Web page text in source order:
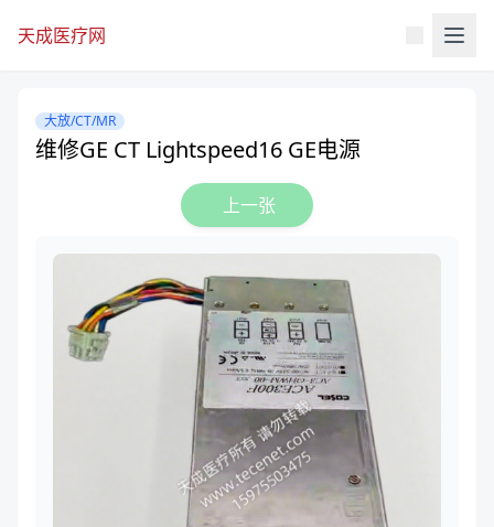
天成医疗网
大放/CT/MR
维修GE CT Lightspeed16 GE电源
上一张